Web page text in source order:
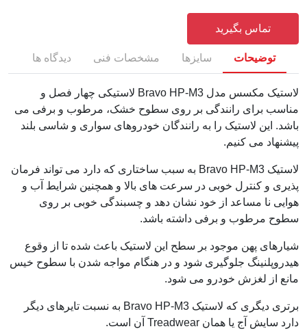
تماس بگیرید
توضیحات سایزها مشخصات فنی دیدگاه ها
لاستیک مکسس مدل Bravo HP-M3 لاستیکی چهار فصل و
مناسب برای رانندگی بر روی سطوح خشک، مرطوب و برفی می
باشد. این لاستیک را به رانندگان خودروهای سواری و شاسی بلند
پیشنهاد می کنیم.
لاستیک Bravo HP-M3 به سبب ساختاری که دارد می تواند فرمان
پذیری و کنترل خوبی در سرعت های بالا و همچنین شرایط آب و
هوایی نا مساعد از خود نشان دهد و چسبندگی خوبی بر روی
سطوح مرطوب و برفی داشته باشد.
شیارهای پهن موجود بر سطح این لاستیک باعث شده تا از وقوع
هیدروپلنینگ جلوگیری شود و در هنگام مواجه شدن با سطوح خیس
مانع از لغزش خودرو می شود.
برتری دیگری که لاستیک Bravo HP-M3 به نسبت تایرهای دیگر
دارد سایش آج یا همان Treadwear آن است.